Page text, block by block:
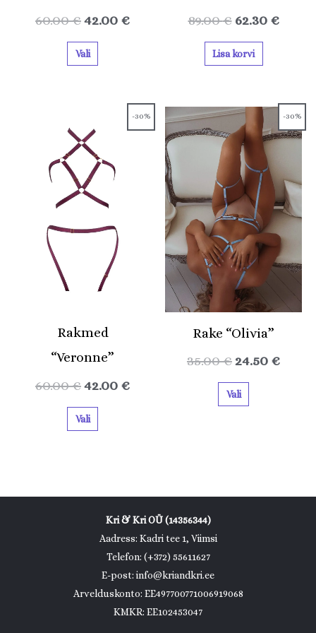
60.00€42.00 €
Vali
89.00€ 62.30 €
Lisa korvi
-30%
Rakmed
“Veronne”
60.00€42.00 €
Vali
on
mitu
Valikuid
saab
teha
tootelehel.
-30%
Rake “Olivia”
35.00€24.50 €
Vali
Sellel
tootel
mitu
varianti.
Valikuid
saab
teha
tootelehel.
Kri & Kri OÜ (14356344)
Aadress: Kadri tee 1, Viimsi
Telefon: (+372) 55611627
E-post: info@kriandkri.ee
Arvelduskonto: EE497700771006919068
KMKR: EE102453047